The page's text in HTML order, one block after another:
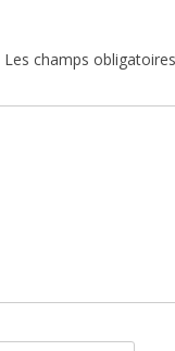
Les champs